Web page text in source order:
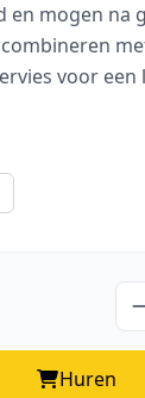
en mogen na
voor
Huren